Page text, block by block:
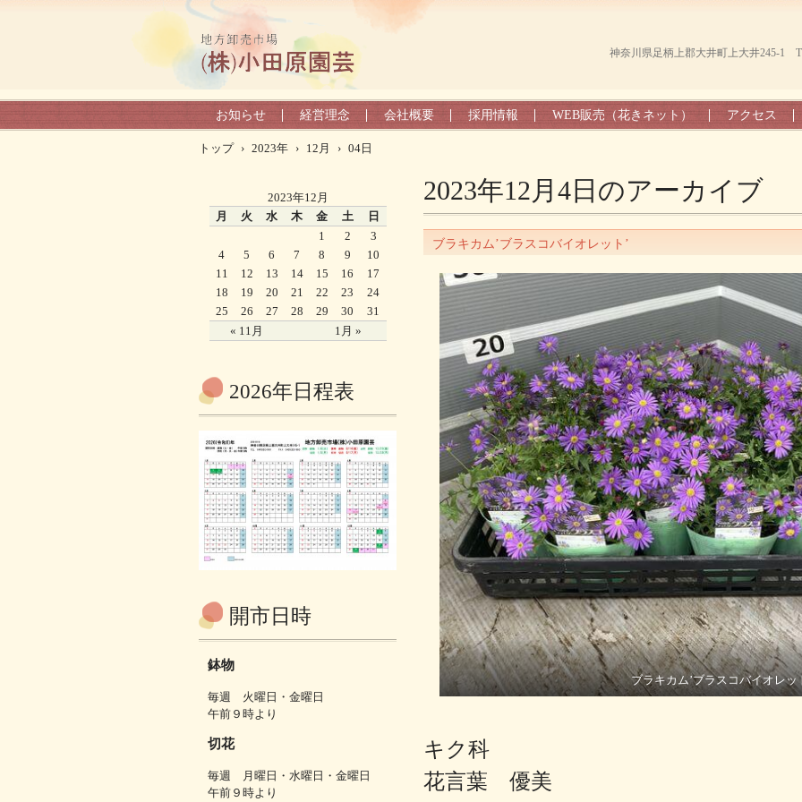
神奈川県足柄上郡大井町上大井245-1
お知らせ 経営理念 会社概要 採用情報 WEB販売（花きネット） アクセス
トップ › 2023年 › 12月 › 04日
2023年12月4日 のアーカイブ
ブラキカム’ブラスコバイオレット’
ブラキカム’ブラスコバイオレッ
キク科
花言葉 優美
2023年12月
月
火 水 木 金 土 日
« 11月 1月 »
1 2
3
4
5 6 7 8 9
10
11
12 13 14 15 16
17
18
19 20 21 22 23
24
25
26 27 28 29 30 31
2026年日程表
開市日時
鉢物
毎週 火曜日・金曜日
午前９時より
切花
毎週 月曜日・水曜日・金曜日
午前９時より